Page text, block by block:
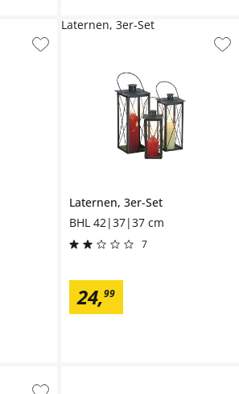
Laternen, 3er-Set
BHL 42|37|37 cm
7
24,99
Laternen, 3er-Set